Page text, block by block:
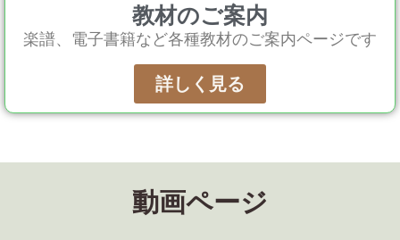
教材のご案内
楽譜、電子書籍など各種教材のご案内ページです
詳しく見る
動画ページ